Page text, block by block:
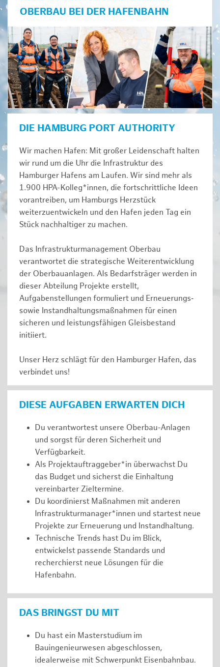
OBERBAU BEI DER HAFENBAHN
DIE HAMBURG PORT AUTHORITY
Wir machen Hafen: Mit großer Leidenschaft halten
wir rund um die Uhr die Infrastruktur des
Hamburger Hafens am Laufen. Wir sind mehr als
1.900 HPA-Kolleg*innen, die fortschrittliche Ideen
vorantreiben, um Hamburgs Herzstück
weiterzuentwickeln und den Hafen jeden Tag ein
Stück nachhaltiger zu machen.
Das Infrastrukturmanagement Oberbau
verantwortet die strategische Weiterentwicklung
der Oberbauanlagen. Als Bedarfsträger werden in
dieser Abteilung Projekte erstellt,
Aufgabenstellungen formuliert und Erneuerungs‑
sowie Instandhaltungsmaßnahmen für einen
sicheren und leistungsfähigen Gleisbestand
initiiert.
Unser Herz schlägt für den Hamburger Hafen, das
verbindet uns!
DIESE AUFGABEN ERWARTEN DICH
Du verantwortest unsere Oberbau-Anlagen
und sorgst für deren Sicherheit und
Verfügbarkeit.
Als Projektauftraggeber*in überwachst Du
das Budget und sicherst die Einhaltung
vereinbarter Zieltermine.
Du koordinierst Maßnahmen mit anderen
Infrastrukturmanager*innen und startest neue
Projekte zur Erneuerung und Instandhaltung.
Technische Trends hast Du im Blick,
entwickelst passende Standards und
recherchierst neue Lösungen für die
Hafenbahn.
DAS BRINGST DU MIT
Du hast ein Masterstudium im
Bauingenieurwesen abgeschlossen,
idealerweise mit Schwerpunkt Eisenbahnbau.